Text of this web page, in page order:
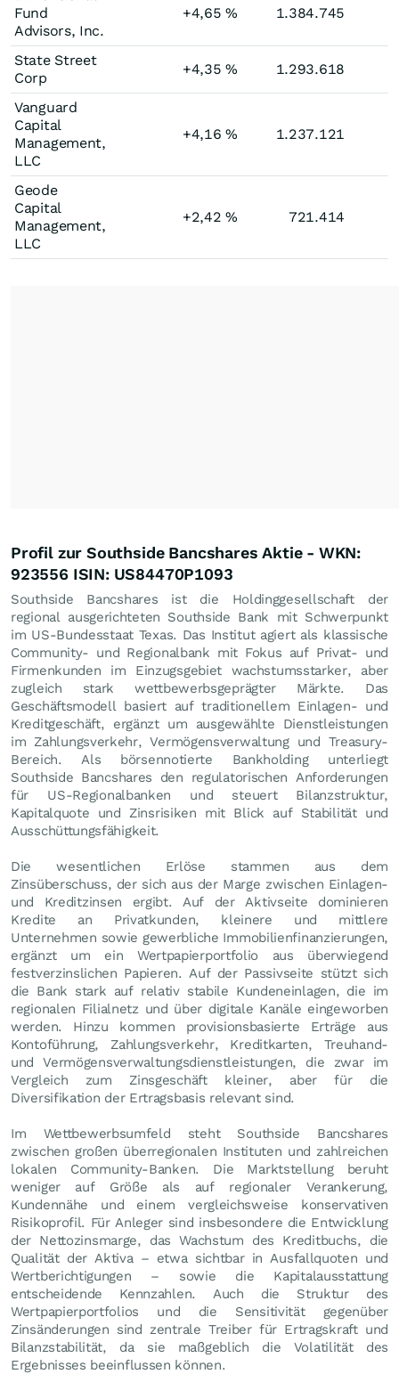
Fund
Advisors, Inc.
+4,65% 1.384.745
State Street
Corp
+4,35% 1.293.618
Vanguard
Capital
Management,
LLC
+4,16% 1.237.121
Geode
Capital
Management,
LLC
+2,42% 721.414
Profil zur Southside Bancshares Aktie - WKN:
923556 ISIN: US84470P1093
Southside Bancshares ist die Holdinggesellschaft der
regional ausgerichteten Southside Bank mit Schwerpunkt
im US-Bundesstaat Texas. Das Institut agiert als klassische
Community- und Regionalbank mit Fokus auf Privat- und
Firmenkunden im Einzugsgebiet wachstumsstarker, aber
zugleich stark wettbewerbsgeprägter Märkte. Das
Geschäftsmodell basiert auf traditionellem Einlagen- und
Kreditgeschäft, ergänzt um ausgewählte Dienstleistungen
im Zahlungsverkehr, Vermögensverwaltung und Treasury-
Bereich. Als börsennotierte Bankholding unterliegt
Southside Bancshares den regulatorischen Anforderungen
für US-Regionalbanken und steuert Bilanzstruktur,
Kapitalquote und Zinsrisiken mit Blick auf Stabilität und
Ausschüttungsfähigkeit.
Die wesentlichen Erlöse stammen aus dem
Zinsüberschuss, der sich aus der Marge zwischen Einlagen-
und Kreditzinsen ergibt. Auf der Aktivseite dominieren
Kredite an Privatkunden, kleinere und mittlere
Unternehmen sowie gewerbliche Immobilienfinanzierungen,
ergänzt um ein Wertpapierportfolio aus überwiegend
festverzinslichen Papieren. Auf der Passivseite stützt sich
die Bank stark auf relativ stabile Kundeneinlagen, die im
regionalen Filialnetz und über digitale Kanäle eingeworben
werden. Hinzu kommen provisionsbasierte Erträge aus
Kontoführung, Zahlungsverkehr, Kreditkarten, Treuhand-
und Vermögensverwaltungsdienstleistungen, die zwar im
Vergleich zum Zinsgeschäft kleiner, aber für die
Diversifikation der Ertragsbasis relevant sind.
Im Wettbewerbsumfeld steht Southside Bancshares
zwischen großen überregionalen Instituten und zahlreichen
lokalen Community-Banken. Die Marktstellung beruht
weniger auf Größe als auf regionaler Verankerung,
Kundennähe und einem vergleichsweise konservativen
Risikoprofil. Für Anleger sind insbesondere die Entwicklung
der Nettozinsmarge, das Wachstum des Kreditbuchs, die
Qualität der Aktiva – etwa sichtbar in Ausfallquoten und
Wertberichtigungen – sowie die Kapitalausstattung
entscheidende Kennzahlen. Auch die Struktur des
Wertpapierportfolios und die Sensitivität gegenüber
Zinsänderungen sind zentrale Treiber für Ertragskraft und
Bilanzstabilität, da sie maßgeblich die Volatilität des
Ergebnisses beeinflussen können.